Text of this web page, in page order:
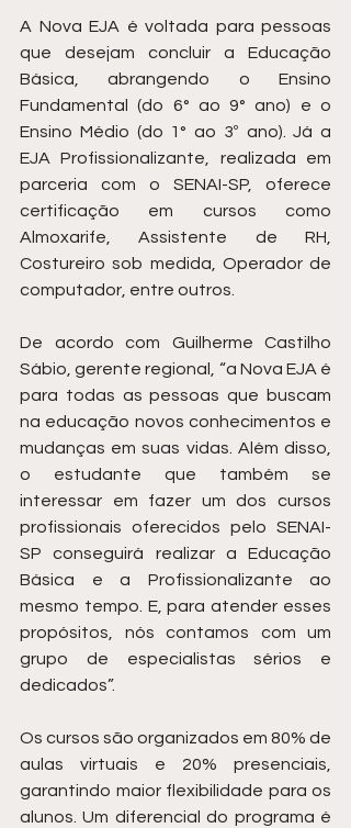
A Nova EJA é voltada para pessoas
que desejam concluir a Educação
Básica, abrangendo o Ensino
Fundamental (do 6° ao 9° ano) e o
Ensino Médio (do 1° ao 3º ano). Já a
EJA Profissionalizante, realizada em
parceria com o SENAI-SP, oferece
certificação em cursos como
Almoxarife, Assistente de RH,
Costureiro sob medida, Operador de
computador, entre outros.
De acordo com Guilherme Castilho
Sábio, gerente regional, “a Nova EJA é
para todas as pessoas que buscam
na educação novos conhecimentos e
mudanças em suas vidas. Além disso,
o estudante que também se
interessar em fazer um dos cursos
profissionais oferecidos pelo SENAI-
SP conseguirá realizar a Educação
Básica e a Profissionalizante ao
mesmo tempo. E, para atender esses
propósitos, nós contamos com um
grupo de especialistas sérios e
dedicados”.
Os cursos são organizados em 80% de
aulas virtuais e 20% presenciais,
garantindo maior flexibilidade para os
alunos. Um diferencial do programa é